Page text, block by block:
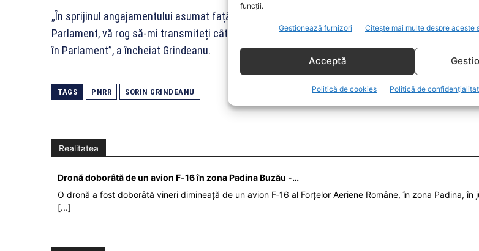
funcții.
Gestionează furnizori Citește mai multe despre aceste
Acceptă
Politică de cookies Politică de
„În sprijinul angajamentului asumat față de președintele României și al cooperării loiale între
Parlament, vă rog să-mi transmiteți cât mai urgent lista cu proiectele legislative care trebuie
în Parlament”, a încheiat Grindeanu.
TAGS PNRR SORIN GRINDEANU
Realitatea
Dronă doborâtă de un avion F‑16 în zona Padina Buzău -…
O dronă a fost doborâtă vineri dimineață de un avion F‑16 al Forțelor Aeriene Române, în zona Padina, în
[...]